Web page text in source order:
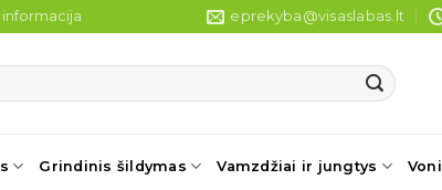
eprekyba@visaslabas.lt
Grindinis šildymas Vamzdžiai ir jungtys